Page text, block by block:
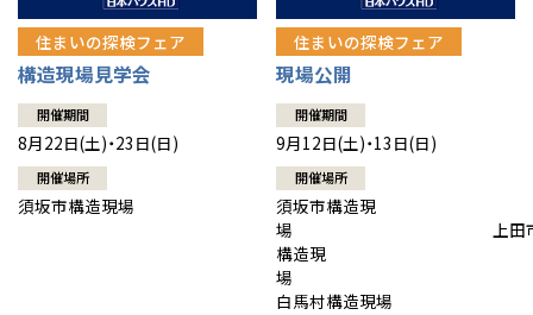
住まいの探検フェア
構造現場見学会
開催期間
8月22日(土)・23日(日)
開催場所
須坂市構造現場
住まいの探検フェア
現場公開
開催期間
9月12日(土)・13日(日)
開催場所
須坂市構造現
場 上田
構造現
白馬村構造現場